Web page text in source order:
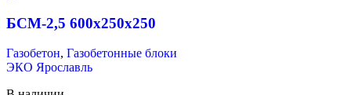
БСМ-2,5 600х250х250
Газобетон, Газобетонные блоки
ЭКО Ярославль